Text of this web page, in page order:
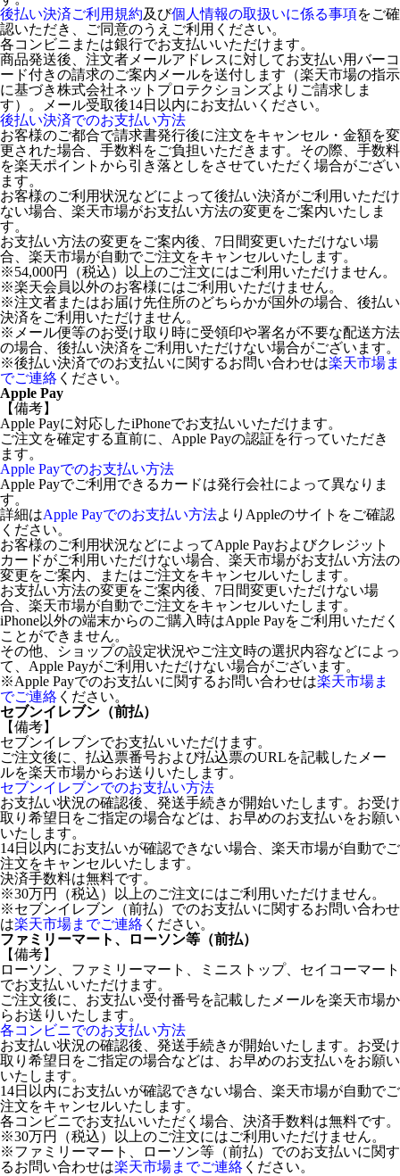
後払い決済ご利用規約及び個人情報の取扱いに係る事項をご確
認いただき、ご同意のうえご利用ください。
各コンビニまたは銀行でお支払いいただけます。
商品発送後、注文者メールアドレスに対してお支払い用バーコ
ード付きの請求のご案内メールを送付します（楽天市場の指示
に基づき株式会社ネットプロテクションズよりご請求しま
す）。メール受取後14日以内にお支払いください。
後払い決済でのお支払い方法
お客様のご都合で請求書発行後に注文をキャンセル・金額を変
更された場合、手数料をご負担いただきます。その際、手数料
を楽天ポイントから引き落としをさせていただく場合がござい
ます。
お客様のご利用状況などによって後払い決済がご利用いただけ
ない場合、楽天市場がお支払い方法の変更をご案内いたしま
す。
お支払い方法の変更をご案内後、7日間変更いただけない場
合、楽天市場が自動でご注文をキャンセルいたします。
※54,000円（税込）以上のご注文にはご利用いただけません。
※楽天会員以外のお客様にはご利用いただけません。
※注文者またはお届け先住所のどちらかが国外の場合、後払い
決済をご利用いただけません。
※メール便等のお受け取り時に受領印や署名が不要な配送方法
の場合、後払い決済をご利用いただけない場合がございます。
※後払い決済でのお支払いに関するお問い合わせは楽天市場ま
でご連絡 ください。
Apple Pay
【備考】
Apple Payに対応したiPhoneでお支払いいただけます。
ご注文を確定する直前に、Apple Payの認証を行っていただき
ます。
Apple Payでのお支払い方法
Apple Payでご利用できるカードは発行会社によって異なりま
す。
詳細はApple Payでのお支払い方法よりAppleのサイトをご確認
ください。
お客様のご利用状況などによってApple Payおよびクレジット
カードがご利用いただけない場合、楽天市場がお支払い方法の
変更をご案内、またはご注文をキャンセルいたします。
お支払い方法の変更をご案内後、7日間変更いただけない場
合、楽天市場が自動でご注文をキャンセルいたします。
iPhone以外の端末からのご購入時はApple Payをご利用いただく
ことができません。
その他、ショップの設定状況やご注文時の選択内容などによっ
て、Apple Payがご利用いただけない場合がございます。
※Apple Payでのお支払いに関するお問い合わせは楽天市場ま
でご連絡 ください。
セブンイレブン（前払）
【備考】
セブンイレブンでお支払いいただけます。
ご注文後に、払込票番号および払込票のURLを記載したメー
ルを楽天市場からお送りいたします。
セブンイレブンでのお支払い方法
お支払い状況の確認後、発送手続きが開始いたします。お受け
取り希望日をご指定の場合などは、お早めのお支払いをお願い
いたします。
14日以内にお支払いが確認できない場合、楽天市場が自動でご
注文をキャンセルいたします。
決済手数料は無料です。
※30万円（税込）以上のご注文にはご利用いただけません。
※セブンイレブン（前払）でのお支払いに関するお問い合わせ
は楽天市場までご連絡 ください。
ファミリーマート、ローソン等（前払）
【備考】
ローソン、ファミリーマート、ミニストップ、セイコーマート
でお支払いいただけます。
ご注文後に、お支払い受付番号を記載したメールを楽天市場か
らお送りいたします。
各コンビニでのお支払い方法
お支払い状況の確認後、発送手続きが開始いたします。お受け
取り希望日をご指定の場合などは、お早めのお支払いをお願い
いたします。
14日以内にお支払いが確認できない場合、楽天市場が自動でご
注文をキャンセルいたします。
各コンビニでお支払いいただく場合、決済手数料は無料です。
※30万円（税込）以上のご注文にはご利用いただけません。
※ファミリーマート、ローソン等（前払）でのお支払いに関す
るお問い合わせは楽天市場までご連絡 ください。